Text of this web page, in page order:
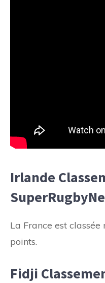
Irlande
La France est
points.
Fidji